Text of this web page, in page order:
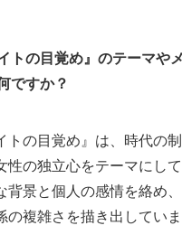
トの目覚め』のテーマやメ
ですか？
トの目覚め』は、時代の
性の独立心をテーマにして
背景と個人の感情を絡め
の複雑さを描き出していま